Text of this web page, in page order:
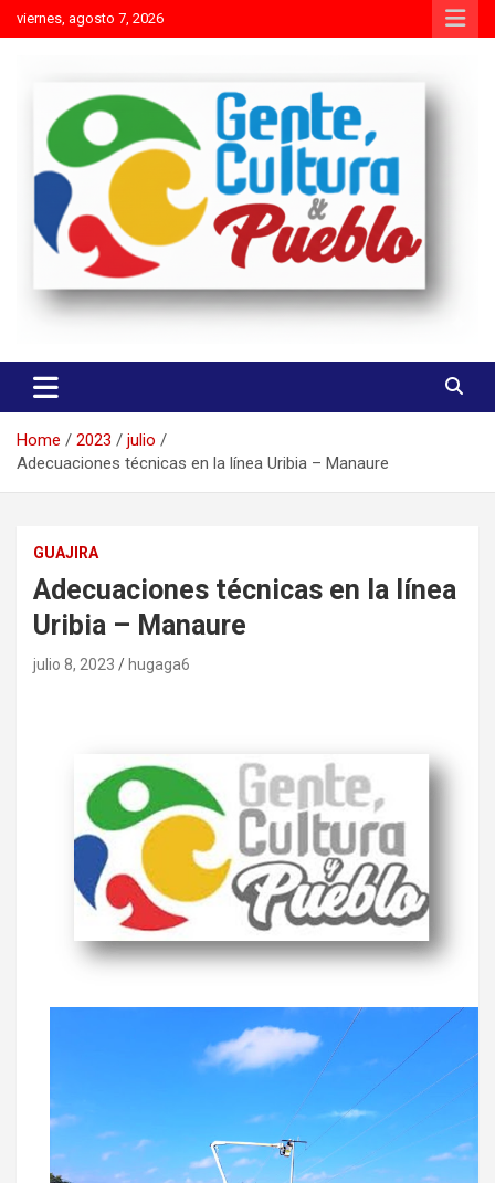
Skip
to
viernes, agosto 7, 2026
Gente Cultura y Pueblo
Home 2023
julio
Adecuaciones técnicas en la línea Uribia – Manaure
GUAJIRA
Adecuaciones técnicas en la línea
Uribia – Manaure
julio 8, 2023 hugaga6